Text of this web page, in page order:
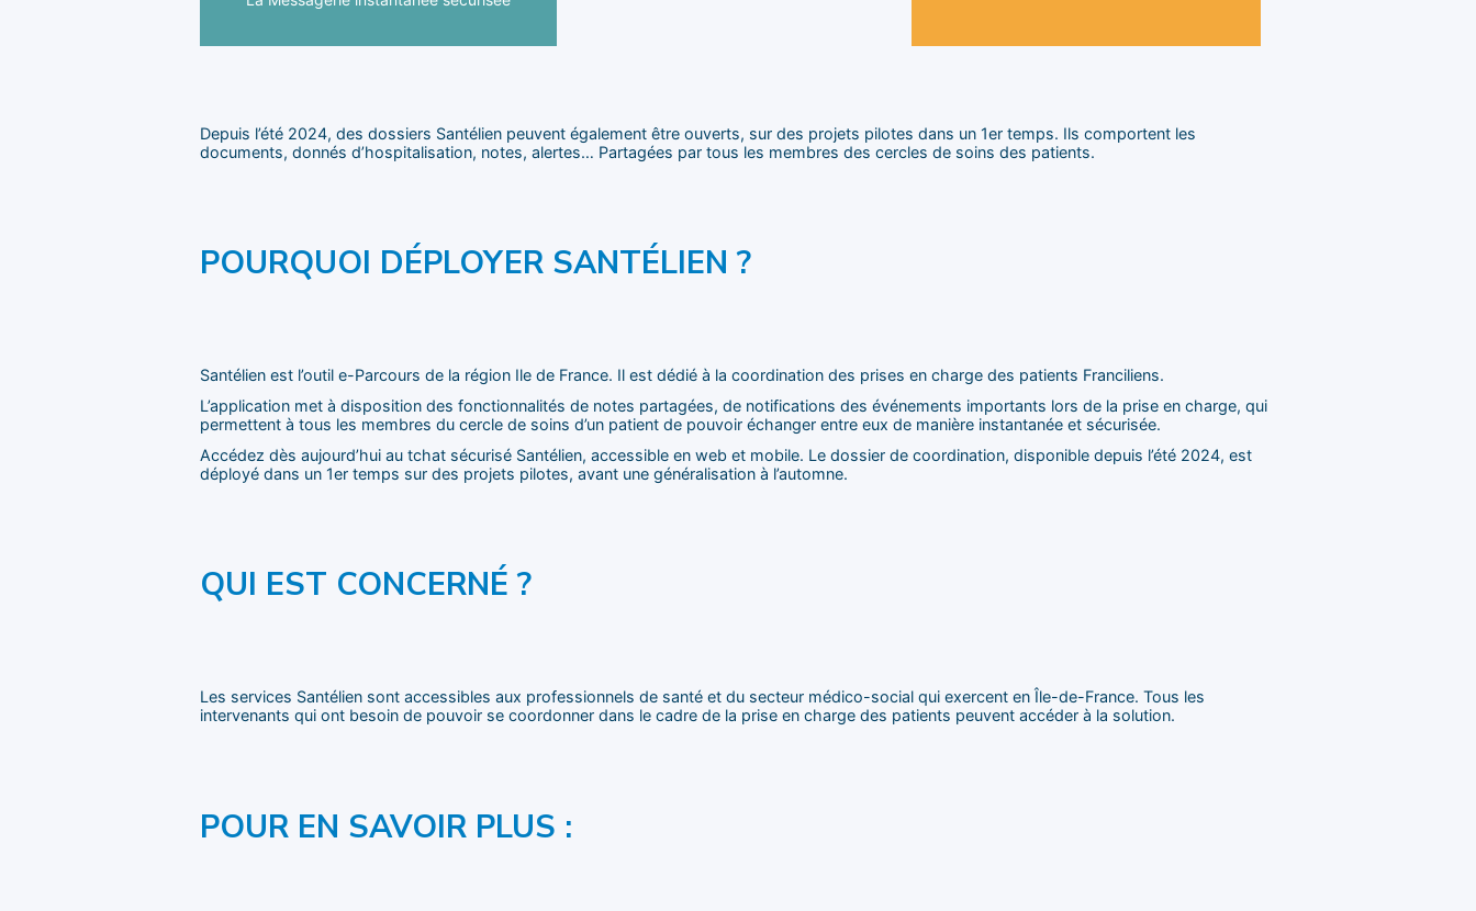
Depuis l’été 2024, des dossiers Santélien peuvent également être ouverts, sur des projets pilotes dans un 1er temps. Ils comportent les
documents, donnés d’hospitalisation, notes, alertes… Partagées par tous les membres des cercles de soins des patients.
POURQUOI DÉPLOYER SANTÉLIEN ?
Santélien est l’outil e-Parcours de la région Ile de France. Il est dédié à la coordination des prises en charge des patients Franciliens.
L’application met à disposition des fonctionnalités de notes partagées, de notifications des événements importants lors de la prise en charge, qui
permettent à tous les membres du cercle de soins d’un patient de pouvoir échanger entre eux de manière instantanée et sécurisée.
Accédez dès aujourd’hui au tchat sécurisé Santélien, accessible en web et mobile. Le dossier de coordination, disponible depuis l’été 2024, est
déployé dans un 1er temps sur des projets pilotes, avant une généralisation à l’automne.
QUI EST CONCERNÉ ?
Les services Santélien sont accessibles aux professionnels de santé et du secteur médico-social qui exercent en Île-de-France. Tous les
intervenants qui ont besoin de pouvoir se coordonner dans le cadre de la prise en charge des patients peuvent accéder à la solution.
POUR EN SAVOIR PLUS :